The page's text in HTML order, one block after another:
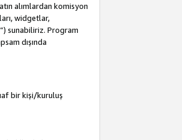
alımlardan komisyon
widgetlar,
”) sunabiliriz. Program
dışında
bir kişi/kuruluş